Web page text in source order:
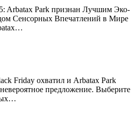
Arbatax Park признан Лучшим Эко-
Сенсорных Впечатлений в Мире
Friday охватил и Arbatax Park
предложение. Выберите